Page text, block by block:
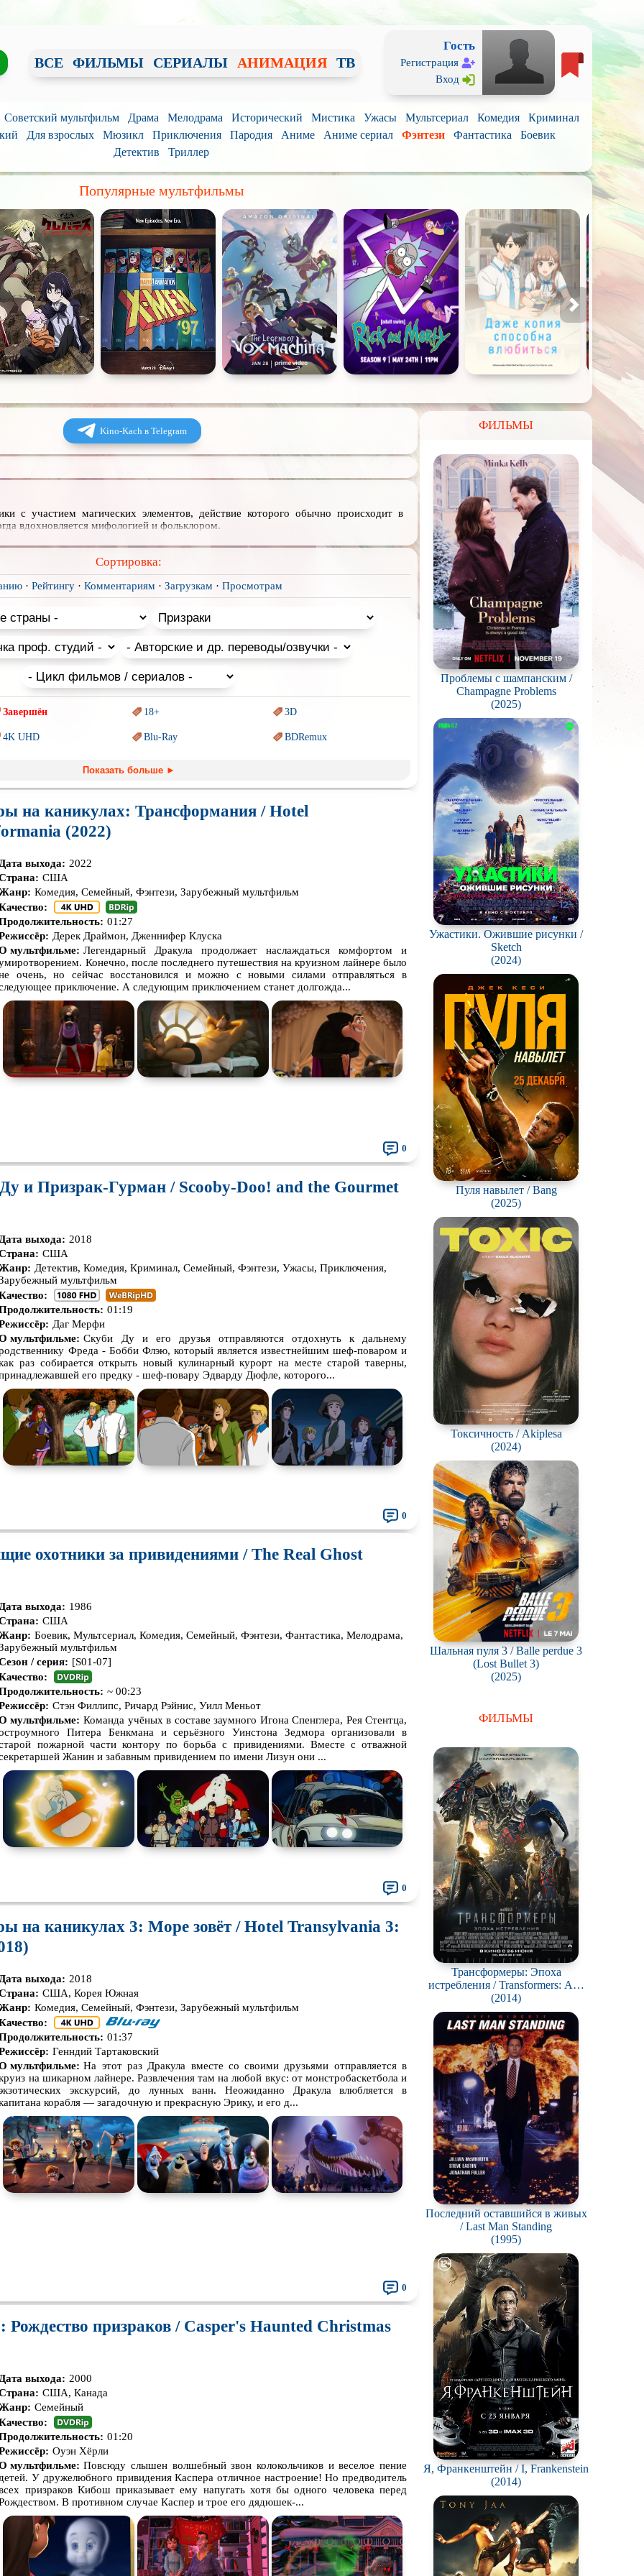
ВСЕ ФИЛЬМЫ СЕРИАЛЫ АНИМАЦИЯ ТВ
Гость
Регистрация
Вход
Советский мультфильм Драма Мелодрама Исторический Мистика Ужасы Мультсериал Комедия
Криминал
Для взрослых Мюзикл Приключения Пародия Аниме Аниме сериал Фэнтези Фантастика
Боевик
Детектив
Триллер
Популярные мультфильмы
Kino-Kach в Telegram
с участием магических элементов, действие которого обычно происходит в
вдохновляется мифологией и фольклором.
Сортировка:
· Рейтингу· Комментариям · Загрузкам · Просмотрам
Завершён 18+ 3D
4K UHD Blu-Ray BDRemux
Ангелы и Демоны Аниме Антиутопия
Гении Индийское кино Киберпанк
Комикс
Основанное нареальных
ПереводКураж-Бамбей Пеплум Подростковая
Призраки
Про богатых Про вампиров
Про выживание Про гангстеров Про гонки
Про динозавров Про драконов Про животных
Про инопланетян
Про корабли и подводные
лодки
Про космос
Про маньяков исерийных
Про мафию Про оборотней
Про подростков Про путешествияво
Про роботов
Про хакеров Про хоккей ифигурное
Про шпионов
Псевдо документальный Режиссёрская версия Роуд-муви
Турецкий сериал
TeleSynch CAMRip
Показать больше ►
на каникулах: Трансформания / Hotel
(2022)
Дата выхода: 2022
США
Комедия, Семейный, Фэнтези, Зарубежный мультфильм
01:27
Дерек Драймон, Дженнифер Клуска
мультфильме: Легендарный Дракула продолжает наслаждаться комфортом и
Конечно, после последнего путешествия на круизном лайнере было
очень, но сейчас восстановился и можно с новыми силами отправляться в
приключение. А следующим приключением станет долгожда...
0
и Призрак-Гурман / Scooby-Doo! and the Gourmet
Дата выхода: 2018
США
Детектив, Комедия, Криминал, Семейный, Фэнтези, Ужасы, Приключения,
мультфильм
01:19
Даг Мерфи
мультфильме: Скуби Ду и его друзья отправляются отдохнуть к дальнему
Фреда - Бобби Флэю, который является известнейшим шеф-поваром и
раз собирается открыть новый кулинарный курорт на месте старой таверны,
его предку - шеф-повару Эдварду Дюфле, которого...
0
охотники за привидениями / The Real Ghost
выхода: 1986
США
Боевик, Мультсериал, Комедия, Семейный, Фэнтези, Фантастика, Мелодрама,
мультфильм
/ серия: [S01-07]
~ 00:23
Стэн Филлипс, Ричард Рэйнис, Уилл Меньот
мультфильме: Команда учёных в составе заумного Игона Спенглера, Рея Стентца,
Питера Бенкмана и серьёзного Уинстона Зедмора организовали в
пожарной части контору по борьба с привидениями. Вместе с отважной
Жанин и забавным привидением по имени Лизун они ...
0
на каникулах 3: Море зовёт / Hotel Transylvania 3:
выхода: 2018
США, Корея Южная
Комедия, Семейный, Фэнтези, Зарубежный мультфильм
01:37
Генндий Тартаковский
мультфильме: На этот раз Дракула вместе со своими друзьями отправляется в
на шикарном лайнере. Развлечения там на любой вкус: от монстробаскетбола и
экскурсий, до лунных ванн. Неожиданно Дракула влюбляется в
корабля — загадочную и прекрасную Эрику, и его д...
0
Рождество призраков / Casper's Haunted Christmas
выхода: 2000
США, Канада
Семейный
01:20
Оуэн Хёрли
мультфильме: Повсюду слышен волшебный звон колокольчиков и веселое пение
У дружелюбного привидения Каспера отличное настроение! Но предводитель
призраков Кибош приказывает ему напугать хотя бы одного человека перед
В противном случае Каспер и трое его дядюшек-...
ФИЛЬМЫ
Проблемы с шампанским /
Champagne Problems
(2025)
Ужастики. Ожившие рисунки /
Sketch
(2024)
Пуля навылет / Bang
(2025)
Токсичность / Akiplesa
(2024)
Шальная пуля 3 / Balle perdue 3
(Lost Bullet 3)
(2025)
ФИЛЬМЫ
Трансформеры: Эпоха
истребления / Transformers: Age
Of Extinction
(2014)
Последний оставшийся в живых
/ Last Man Standing
(1995)
Я, Франкенштейн / I, Frankenstein
(2014)